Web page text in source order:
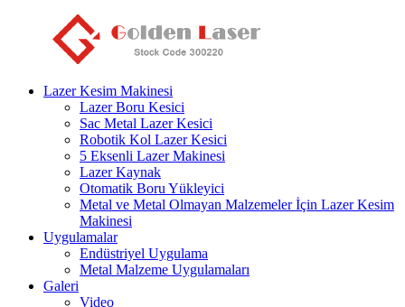
Lazer Kesim Makinesi
Lazer Boru Kesici
Sac Metal Lazer Kesici
Robotik Kol Lazer Kesici
5 Eksenli Lazer Makinesi
Lazer Kaynak
Otomatik Boru Yükleyici
Metal ve Metal Olmayan Malzemeler İçin Lazer Kesim
Makinesi
Uygulamalar
Endüstriyel Uygulama
Metal Malzeme Uygulamaları
Galeri
Video